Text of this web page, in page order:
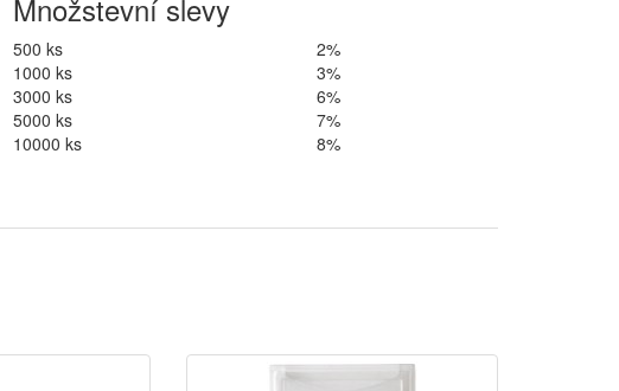
Množstevní slevy
500 ks
2%
1000 ks
3%
3000 ks
6%
5000 ks
7%
10000 ks
8%